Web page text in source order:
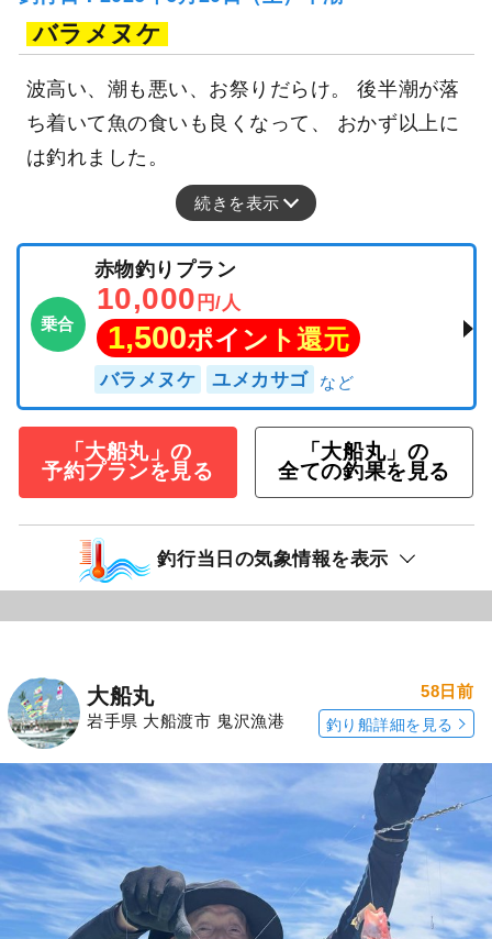
バラメヌケ
波高い、潮も悪い、お祭りだらけ。 後半潮が落
ち着いて魚の食いも良くなって、 おかず以上に
は釣れました。
続きを表示
乗合
赤物釣りプラン
10,000 円/人
1,500ポイント還元
バラメヌケ ユメカサゴ
「大船丸」の
予約プランを見る
「大船丸」の
全ての釣果を見る
釣行当日の気象情報を表示
大船丸
岩手県 大船渡市 鬼沢漁港
58日前
釣り船詳細を見る